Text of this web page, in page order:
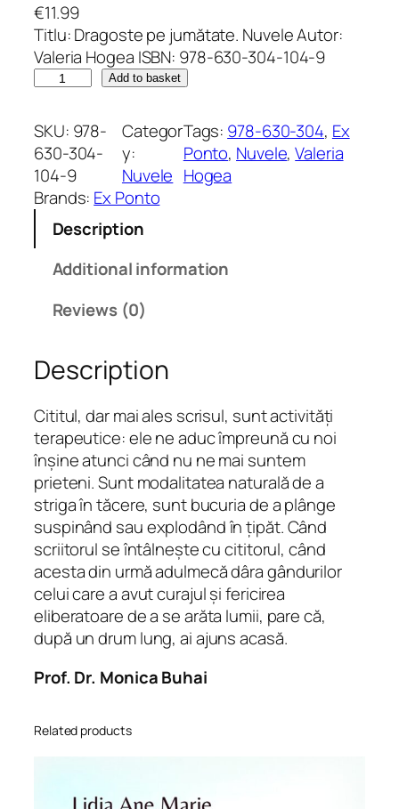
€11.99
Titlu: Dragoste pe jumătate. Nuvele Autor:
Valeria Hogea ISBN: 978-630-304-104-9
a
g
o
s
t
ă
a
t
e
q
u
a
n
t
i
t
y
Add to basket
SKU: 978-
630-304-
104-9
Categor
y:
Nuvele
Tags: 978-630-304, Ex
Ponto, Nuvele, Valeria
Hogea
Brands: Ex Ponto
Description
Additional information
Reviews (0)
Description
Cititul, dar mai ales scrisul, sunt activități
terapeutice: ele ne aduc împreună cu noi
înșine atunci când nu ne mai suntem
prieteni. Sunt modalitatea naturală de a
striga în tăcere, sunt bucuria de a plânge
suspinând sau explodând în țipăt. Când
scriitorul se întâlnește cu cititorul, când
acesta din urmă adulmecă dâra gândurilor
celui care a avut curajul și fericirea
eliberatoare de a se arăta lumii, pare că,
după un drum lung, ai ajuns acasă.
Prof. Dr. Monica Buhai
Related products